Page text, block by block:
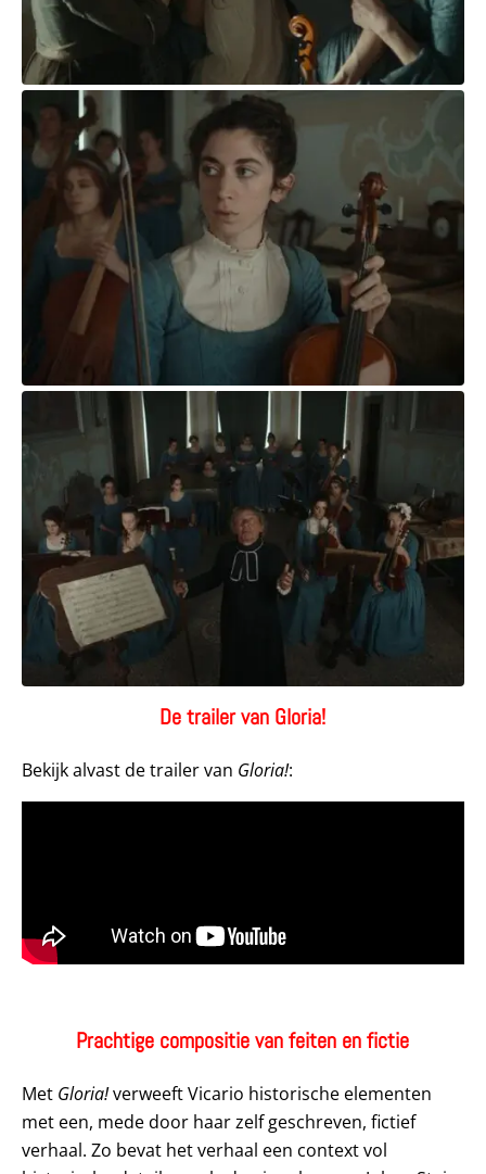
De trailer van Gloria!
Bekijk alvast de trailer van Gloria!:
Prachtige compositie van feiten en fictie
Met Gloria!verweeft Vicario historische elementen
met een, mede door haar zelf geschreven, fictief
verhaal. Zo bevat het verhaal een context vol